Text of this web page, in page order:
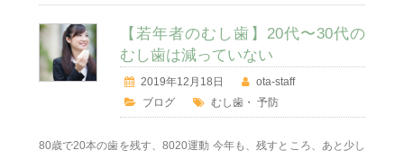
【若年者のむし歯】20代〜30代の
むし歯は減っていない
2019年12月18日
ota-staff
ブログ
むし歯・ 予防
80歳で20本の歯を残す、8020運動 今年も、残すところ、あと少し